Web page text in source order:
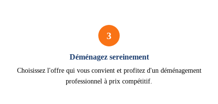
3
Déménagez sereinement
Choisissez l'offre qui vous convient et profitez d'un déménagement
professionnel à prix compétitif.